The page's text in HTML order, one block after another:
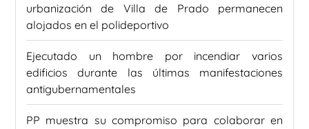
urbanización de Villa de Prado permanecen
alojados en el polideportivo
Ejecutado un hombre por incendiar varios
edificios durante las últimas manifestaciones
antigubernamentales
PP muestra su compromiso para colaborar en